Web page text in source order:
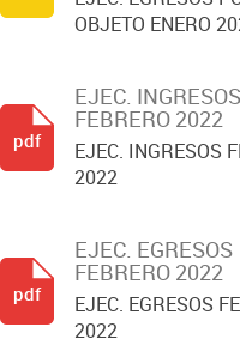
OBJETO ENERO
EJEC. INGRESOS
FEBRERO 2022
EJEC. INGRESOS
2022
pdf
EJEC. EGRESOS
FEBRERO 2022
EJEC. EGRESOS
2022
pdf